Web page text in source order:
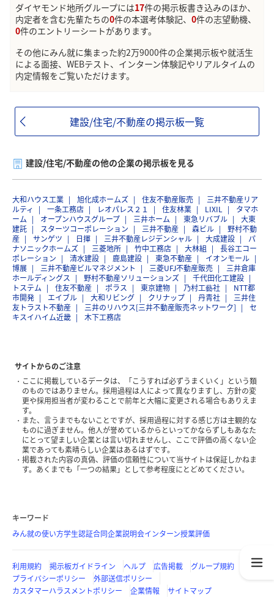
ダイヤモンド地所グループには17件の掲示板書き込みのほか、
内定者を含む先輩たちの0件の本選考体験記、 0件の志望動機、
0件のエントリーシートがあります。
その他にみん就に集まった約2万9000件の企業掲示板や就活生
による面接、WEBテスト、インターン体験記やリアルタイムの
内定情報をご覧いただけます。
建設/住宅/不動産の掲示板一覧
建設/住宅/不動産の他の企業の掲示板を見る
大和ハウス工業 旭化成ホームズ 住友不動産販売
三井不動産リア
ルティ
一条工務店 レオパレス２１ 住友林業 LIXIL
タマホ
ーム
オープンハウスグループ 三井ホーム 東急リバブル
大東
建託
スターツコーポレーション 三井不動産 森ビル
野村不動
産
サンゲツ 日揮 三井不動産レジデンシャル 大成建設
パ
ナソニックホームズ
三菱地所 竹中工務店 大林組
長谷工コー
ポレーション
清水建設 鹿島建設 東急不動産
イオンモール
博展
三井不動産ビルマネジメント 三菱UFJ不動産販売
三井倉庫
ホールディングス
野村不動産ソリューションズ
千代田化工建設
トステム
住友不動産 ポラス 東京建物 乃村工藝社
NTT都
市開発
エイブル 大和リビング クリナップ 丹青社
三井住
友トラスト不動産
三井のリハウス[三井不動産販売ネットワーク]
セ
キスイハイム近畿
木下工務店
サイトからのご注意
ここに掲載しているデータは、「こうすれば必ずうまくいく」という類
のものではありません。採用過程は人によって異なりますし、方針の変
更や採用担当者が変わることで前年と大幅に変更される場合もありえま
す。
また、言うまでもないことですが、採用過程に対する感じ方は主観的な
ものに過ぎません。他人が誉めているからといってかならずしもあなた
にとって望ましい企業とは言い切れませんし、ここで評価の高くない企
業であっても素晴らしい企業はあるはずです。
掲載された内容の真偽、評価の信頼性について当サイトは保証しかねま
す。あくまでも「一つの結果」として参考程度にとどめてください。
キーワード
みん就の使い方学生認証合同企業説明会インターン授業評価
利用規約 掲示板ガイドライン ヘルプ 広告掲載
グループ規約
プライバシーポリシー
外部送信ポリシー
カスタマーハラスメントポリシー
企業情報 サイトマップ